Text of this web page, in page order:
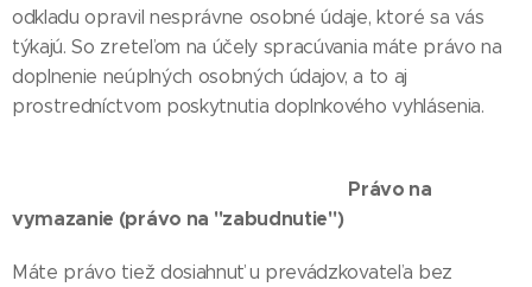
odkladu opravil nesprávne osobné údaje, ktoré sa vás
týkajú. So zreteľom na účely spracúvania máte právo na
doplnenie neúplných osobných údajov, a to aj
prostredníctvom poskytnutia doplnkového vyhlásenia.
Právo na
vymazanie (právo na "zabudnutie")
Máte právo tiež dosiahnuť u prevádzkovateľa bez